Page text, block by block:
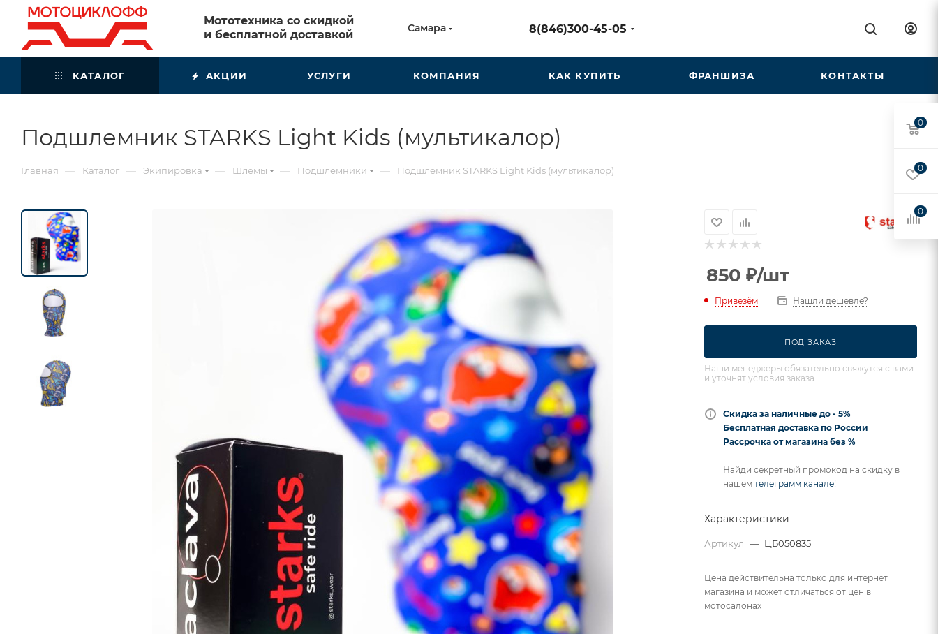
Мототехника со скидкой
и бесплатной доставкой
Самара 8(846)300-45-05
КАТАЛОГ АКЦИИ УСЛУГИ КОМПАНИЯ КАК КУПИТЬ ФРАНШИЗА КОНТАКТЫ
Подшлемник STARKS Light Kids (мультикалор)
Главная — Каталог — Экипировка — Шлемы — Подшлемники — Подшлемник STARKS Light Kids (мультикалор)
850 ₽/шт
Привезём Нашли дешевле?
ПОД ЗАКАЗ
Наши менеджеры обязательно свяжутся с вами
и уточнят условия заказа
Скидка за наличные до - 5%
Бесплатная доставка по России
Рассрочка от магазина без %
Найди секретный промокод на скидку в
нашем телеграмм канале!
Характеристики
Артикул — ЦБ050835
Цена действительна только для интернет
магазина и может отличаться от цен в
мотосалонах
0
0
0